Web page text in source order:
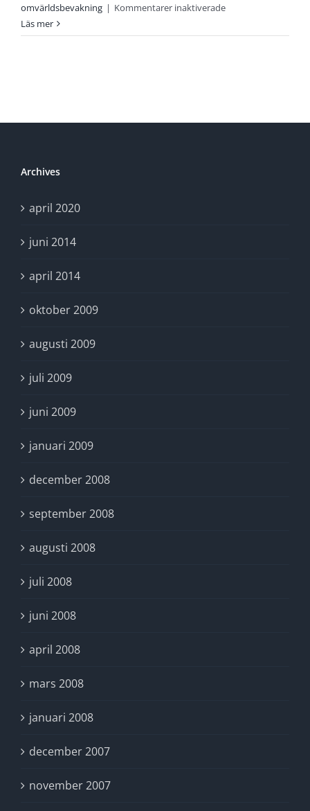
omvärldsbevakning | Kommentarer inaktiveradeför
finansiell
Läs mer
Archives
april 2020
juni 2014
april 2014
oktober 2009
augusti 2009
juli 2009
juni 2009
januari 2009
december 2008
september 2008
augusti 2008
juli 2008
juni 2008
april 2008
mars 2008
januari 2008
december 2007
november 2007